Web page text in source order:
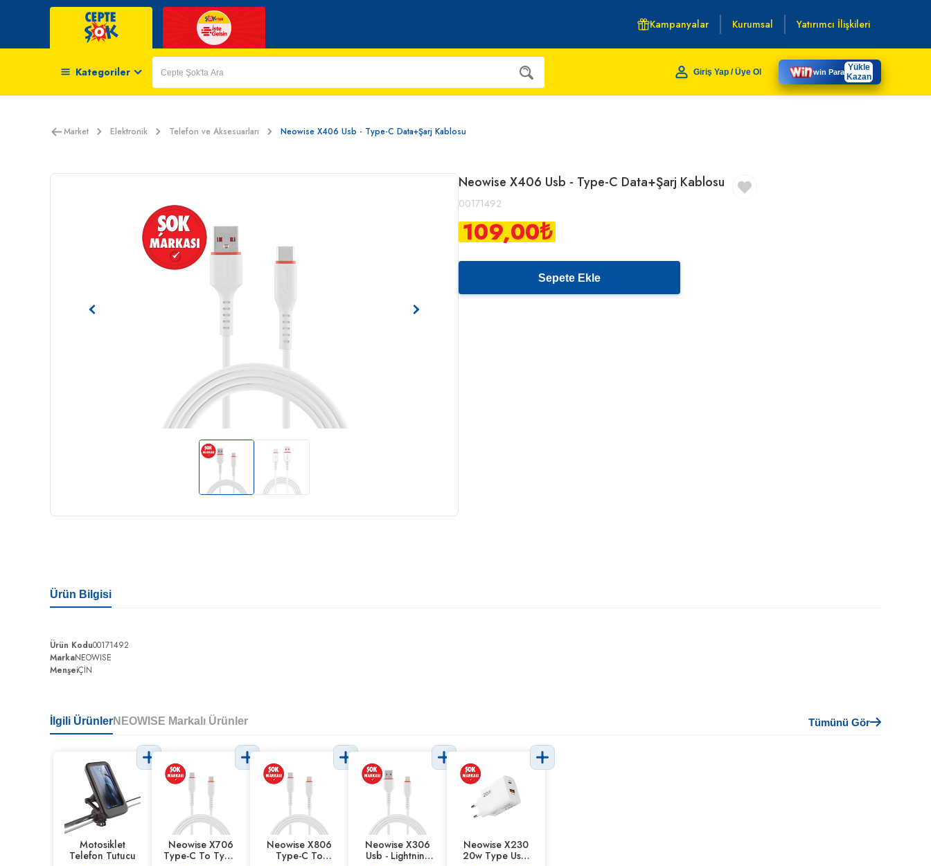
Kampanyalar Kurumsal Yatırımcı İlişkileri
Kategoriler Giriş Yap / Üye Ol win Para Yükle
Kazan
Market Elektronik Telefon ve Aksesuarları Neowise X406 Usb - Type-C Data+Şarj Kablosu
Neowise X406 Usb - Type-C Data+Şarj Kablosu
00171492
109,00₺
Sepete Ekle
Ürün Bilgisi
Ürün Kodu00171492
MarkaNEOWISE
MenşeiÇİN
İlgili ÜrünlerNEOWISE Markalı Ürünler Tümünü Gör
Motosiklet
Telefon Tutucu
Neowise X706
Type-C To Type-
Neowise X806
Type-C To
Neowise X306
Usb - Lightning
Neowise X230
20w Type Usb-